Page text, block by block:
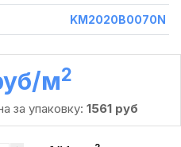
KM2020B0070N
/м2
за упаковку: 1561 руб